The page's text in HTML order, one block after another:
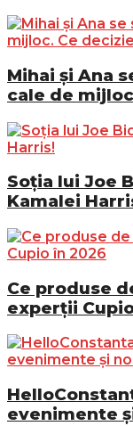
Mihai și Ana
cale de
Soția lui Joe
Kamalei
Ce produse
experții
evenimente